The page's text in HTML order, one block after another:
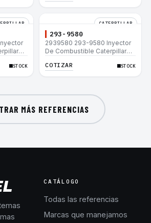
STOCK
CATERPILLAR
293-9580
2939580 293-9580 Inyector
De Combustible Caterpillar®
COTIZAR STOCK
MÁS REFERENCIAS
CATÁLOGO
Todas las referencias
Marcas que manejamos